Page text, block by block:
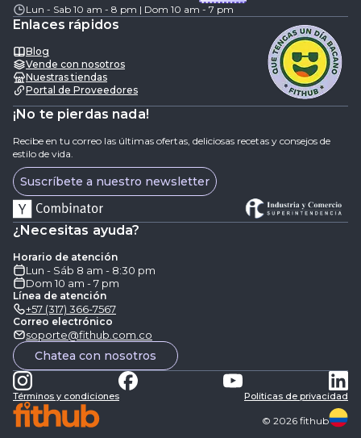
Lun - Sab 10 am - 8 pm | Dom 10 am - 7 pm
Enlaces rápidos
Blog
Vende con nosotros
Nuestras tiendas
Portal de Proveedores
¡No te pierdas nada!
Recibe en tu correo las últimas ofertas, deliciosas recetas y consejos de
estilo de vida.
Suscríbete a nuestro newsletter
¿Necesitas ayuda?
Horario de atención
Lun - Sáb 8 am - 8:30 pm
Dom 10 am - 7 pm
Línea de atención
+57 (317) 366-7567
Correo electrónico
soporte@fithub.com.co
Chatea con nosotros
Términos y condiciones Politicas de privacidad
© 2026 fithub